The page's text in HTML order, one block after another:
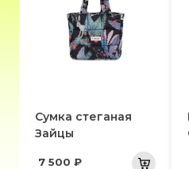
Сумка стеганая
Зайцы
7 500 ₽